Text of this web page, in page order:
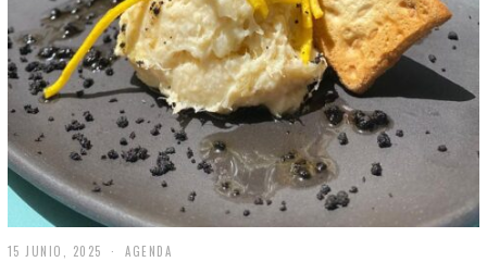
15 JUNIO, 2025 AGENDA